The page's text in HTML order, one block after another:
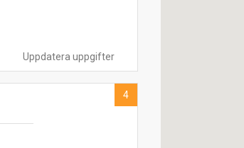
Uppdatera uppgifter
4